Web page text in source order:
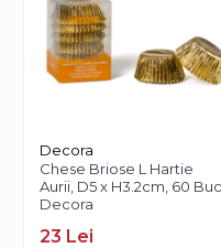
Decora
Chese Briose L Hartie
Aurii, D5 x H3.2cm, 60 Buc,
Decora
23 Lei